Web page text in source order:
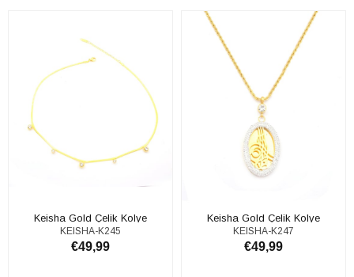
Keisha Gold Çelik Kolye
KEISHA-K245
€49,99
Keisha Gold Çelik Kolye
KEISHA-K247
€49,99